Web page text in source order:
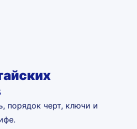
порядок черт, ключи и